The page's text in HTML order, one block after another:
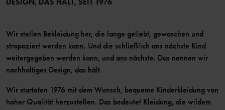
Wir stellen Bekleidung her, die lange geliebt, gewaschen und
strapaziert werden kann. Und die schließlich ans nächste Kind
weitergegeben werden kann, und ans nächste. Das nennen wir
nachhaltiges Design, das hält.
Wir starteten 1976 mit dem Wunsch, bequeme Kinderkleidung von
hoher Qualität herzustellen. Das bedeutet Kleidung, die wildem